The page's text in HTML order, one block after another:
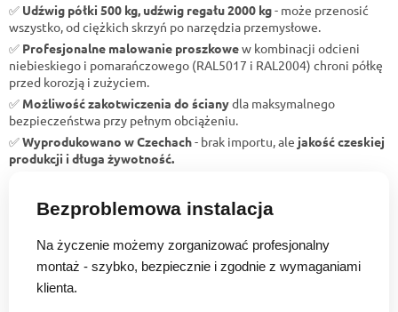
✅ Udźwig półki 500 kg, udźwig regału 2000 kg- może przenosić
wszystko, od ciężkich skrzyń po narzędzia przemysłowe.
✅ Profesjonalne malowanie proszkowew kombinacji odcieni
niebieskiego i pomarańczowego (RAL5017 i RAL2004) chroni półkę
przed korozją i zużyciem.
✅ Możliwość zakotwiczenia do ścianydla maksymalnego
bezpieczeństwa przy pełnym obciążeniu.
✅Wyprodukowano w Czechach- brak importu, ale jakość czeskiej
produkcji i długa żywotność.
Bezproblemowa instalacja
Na życzenie możemy zorganizować profesjonalny
montaż - szybko, bezpiecznie i zgodnie z wymaganiami
klienta.